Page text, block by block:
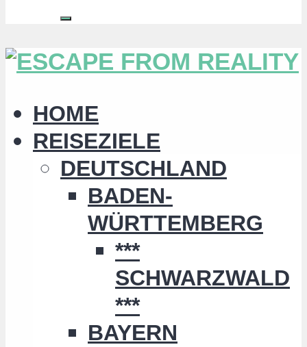
HOME
REISEZIELE
DEUTSCHLAND
BADEN-
WÜRTTEMBERG
***
SCHWARZWALD
***
BAYERN